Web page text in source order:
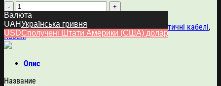
Purist
Audio
Design
Genesis
(2м)
Додати в кошик
Артикул:4908 Категорії:Purist Audio Design,Акустичні кабелі,
Кабелі
Опис
Название
Валюта
UAHУкраїнська гривня
USDСполучені Штати Америки (США) долар